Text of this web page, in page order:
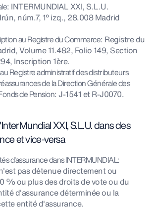
: INTERMUNDIAL XXI, S.L.U.
núm.7, 1º izq., 28.008 Madrid
au Registre du Commerce: Registre du
Volume 11.482, Folio 149, Section
Inscription 1ère.
Registre administratif des distributeurs
de la Direction Générale des
de Pension: J-1541 et R-J0070.
XXI, S.L.U. dans des
et vice-versa
d'assurance dans INTERMUNDIAL:
pas détenue directement ou
% ou plus des droits de vote ou du
d'assurance déterminée ou la
entité d'assurance.